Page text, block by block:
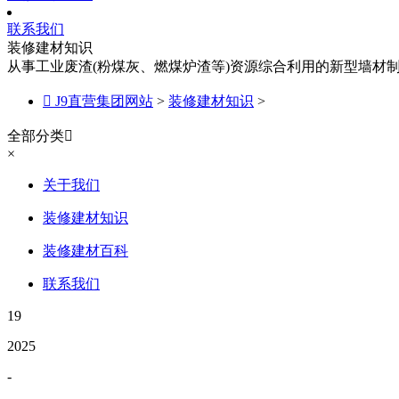
联系我们
装修建材知识
从事工业废渣(粉煤灰、燃煤炉渣等)资源综合利用的新型墙材
 J9直营集团网站 > 装修建材知识 >
全部分类
×
关于我们
装修建材知识
装修建材百科
联系我们
19
2025
-